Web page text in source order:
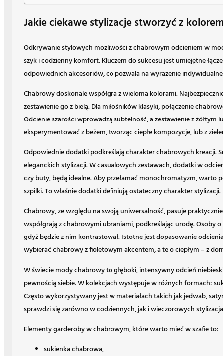
Jakie ciekawe stylizacje stworzyć z
Odkrywanie stylowych możliwości z chabrowym odcieniem w
szyk i codzienny komfort. Kluczem do sukcesu jest umiejętne
odpowiednich akcesoriów, co pozwala na wyrażenie
Chabrowy doskonale współgra z wieloma kolorami.
zestawienie go z bielą. Dla miłośników klasyki, połączenie
Odcienie szarości wprowadzą subtelność, a zestawienie z
eksperymentować z beżem, tworząc ciepłe kompozycje, lub z
Odpowiednie dodatki podkreślają charakter chabrowych kreacji.
eleganckich stylizacji. W casualowych zestawach, dodatki w
czy buty, będą idealne. Aby przełamać monochromatyzm, warto
szpilki. To właśnie dodatki definiują ostateczny charakter stylizacji.
Chabrowy, ze względu na swoją uniwersalność, pasuje
współgrają z chabrowymi ubraniami, podkreślając urodę. Osoby
gdyż będzie z nim kontrastował. Istotne jest dopasowanie
wybierać chabrowy z fioletowym akcentem, a te o ciepłym – z
W świecie mody chabrowy to głęboki, intensywny odcień
pewnością siebie. W kolekcjach występuje w różnych formach:
Często wykorzystywany jest w materiałach takich jak jedwab,
sprawdzi się zarówno w codziennych, jak i wieczorowych
Elementy garderoby w chabrowym, które warto mieć w szafie to:
sukienka chabrowa,